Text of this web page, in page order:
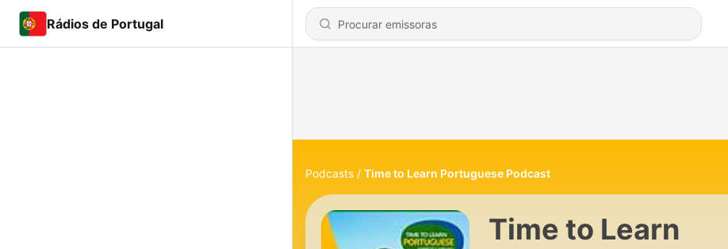
Rádios de Portugal
Podcasts Time to Learn Portuguese Podcast
Time to Learn